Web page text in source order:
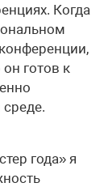
Когда
готов к
года» я